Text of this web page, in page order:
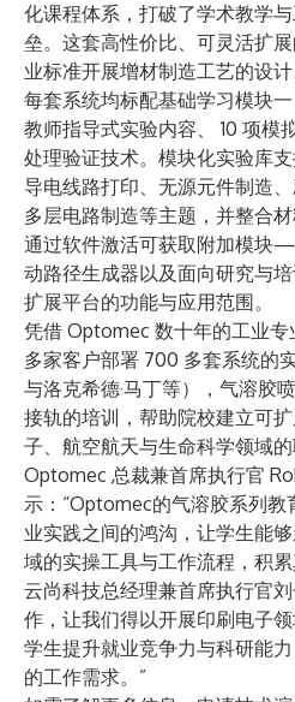
化课程体系，打破了学术教学
垒。这套高性价比、可灵活扩
业标准开展增材制造工艺的设计
每套系统均标配基础学习模块
教师指导式实验内容、 10 项模
处理验证技术。模块化实验库
导电线路打印、无源元件制造
多层电路制造等主题，并整合
通过软件激活可获取附加模块
动路径生成器以及面向研究与
扩展平台的功能与应用范围。
凭借 Optomec 数十年的工业
多家客户部署 700 多套系统的
与洛克希德·马丁等），气溶胶
接轨的培训，帮助院校建立可
子、航空航天与生命科学领域的
Optomec 总裁兼首席执行官
示：“Optomec的气溶胶系列教
业实践之间的鸿沟，让学生能
域的实操工具与工作流程，积
云尚科技总经理兼首席执行官
作，让我们得以开展印刷电子
学生提升就业竞争力与科研能
的工作需求。”